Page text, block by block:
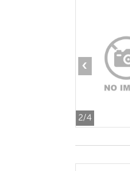
2/4
‹